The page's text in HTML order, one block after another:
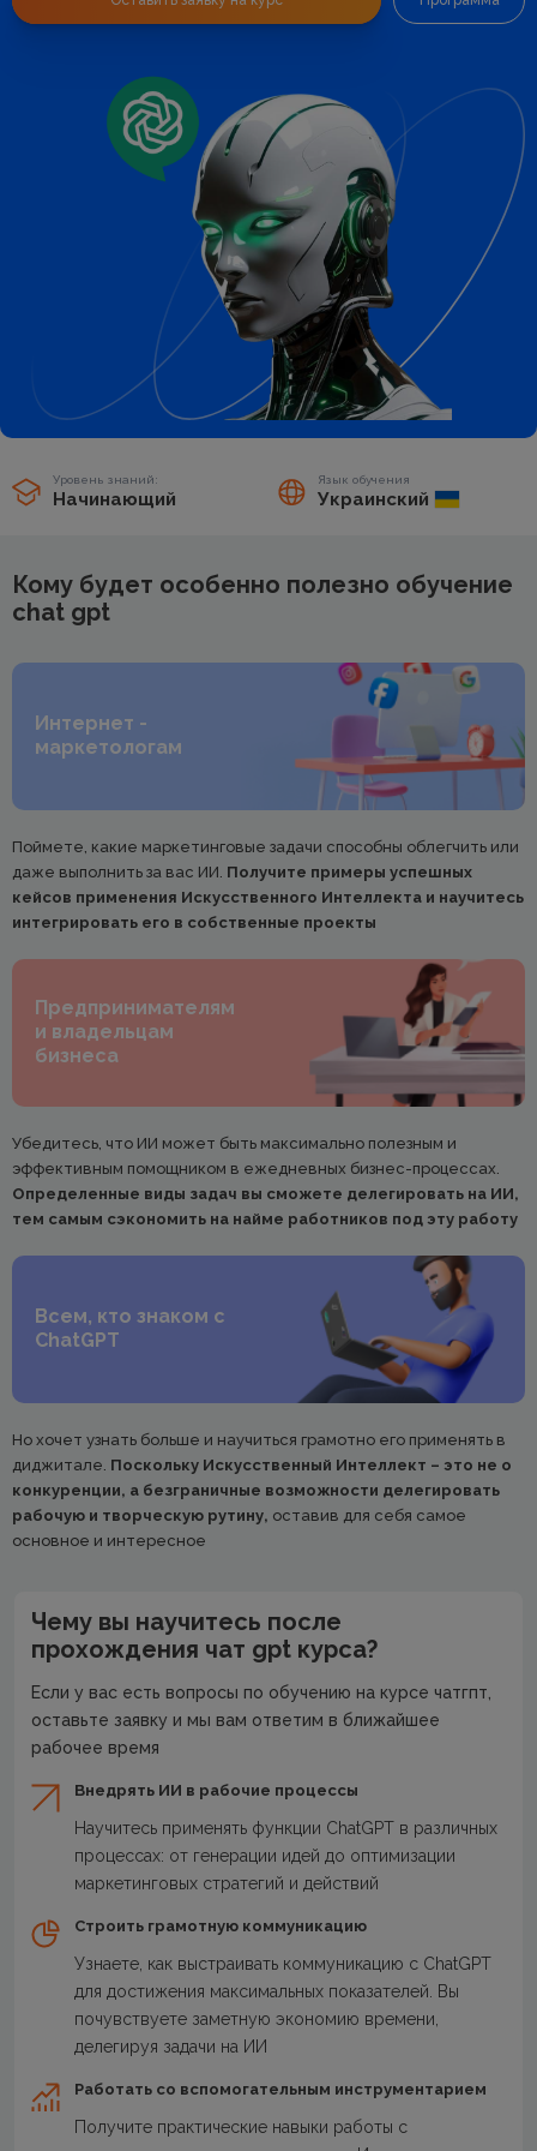
Уровень знаний:
Начинающий
Язык обучения
Украинский
Кому будет особенно полезно обучение
chat gpt
Интернет -
маркетологам
Поймете, какие маркетинговые задачи способны облегчить или
даже выполнить за вас ИИ. Получите примеры успешных
кейсов применения Искусственного Интеллекта и научитесь
интегрировать его в собственные проекты
Предпринимателям
и владельцам
бизнеса
Убедитесь, что ИИ может быть максимально полезным и
эффективным помощником в ежедневных бизнес-процессах.
Определенные виды задач вы сможете делегировать на ИИ,
тем самым сэкономить на найме работников под эту работу
Всем, кто знаком с
ChatGPT
Но хочет узнать больше и научиться грамотно его применять в
диджитале. Поскольку Искусственный Интеллект – это не о
конкуренции, а безграничные возможности делегировать
рабочую и творческую рутину, оставив для себя самое
основное и интересное
Чему вы научитесь после
прохождения чат gpt курса?
Если у вас есть вопросы по обучению на курсе чатгпт,
оставьте заявку и мы вам ответим в ближайшее
рабочее время
Внедрять ИИ в рабочие процессы
Научитесь применять функции ChatGPT в различных
процессах: от генерации идей до оптимизации
маркетинговых стратегий и действий
Строить грамотную коммуникацию
Узнаете, как выстраивать коммуникацию с ChatGPT
для достижения максимальных показателей. Вы
почувствуете заметную экономию времени,
делегируя задачи на ИИ
Работать со вспомогательным инструментарием
Получите практические навыки работы с